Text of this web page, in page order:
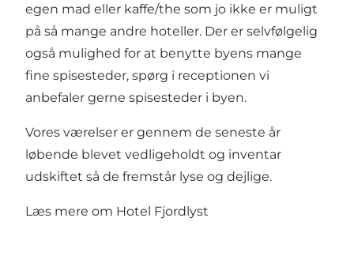
egen mad eller kaffe/the som jo ikke er muligt
på så mange andre hoteller. Der er selvfølgelig
også mulighed for at benytte byens mange
fine spisesteder, spørg i receptionen vi
anbefaler gerne spisesteder i byen.
Vores værelser er gennem de seneste år
løbende blevet vedligeholdt og inventar
udskiftet så de fremstår lyse og dejlige.
Læs mere om Hotel Fjordlyst